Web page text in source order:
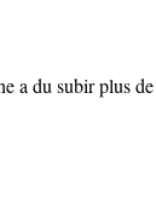
a du subir plus